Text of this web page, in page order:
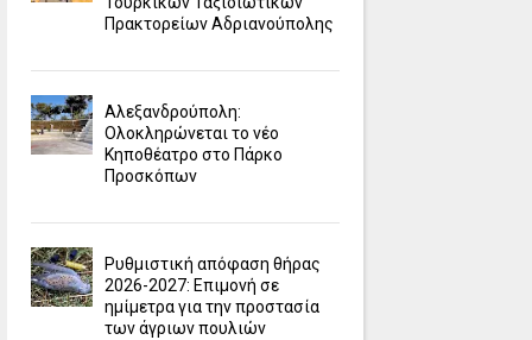
Πρακτορείων Αδριανούπολης
Αλεξανδρούπολη:
Ολοκληρώνεται το νέο
Κηποθέατρο στο Πάρκο
Προσκόπων
Ρυθμιστική απόφαση θήρας
2026-2027: Επιμονή σε
ημίμετρα για την προστασία
των άγριων πουλιών